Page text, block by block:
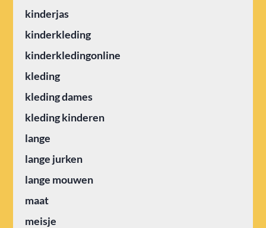
kinderjas
kinderkleding
kinderkledingonline
kleding
kleding dames
kleding kinderen
lange
lange jurken
lange mouwen
maat
meisje